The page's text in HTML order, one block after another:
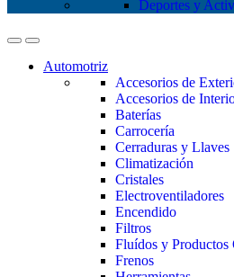
Deportes y
Automotriz
Accesorios de
Accesorios de
Baterías
Carrocería
Cerraduras y Llaves
Climatización
Cristales
Electroventiladores
Encendido
Filtros
Fluídos y Productos
Frenos